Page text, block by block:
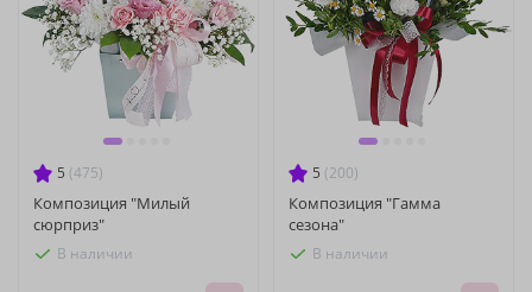
5 (475)
Композиция "Милый
сюрприз"
В наличии
5 (200)
Композиция "Гамма
сезона"
В наличии